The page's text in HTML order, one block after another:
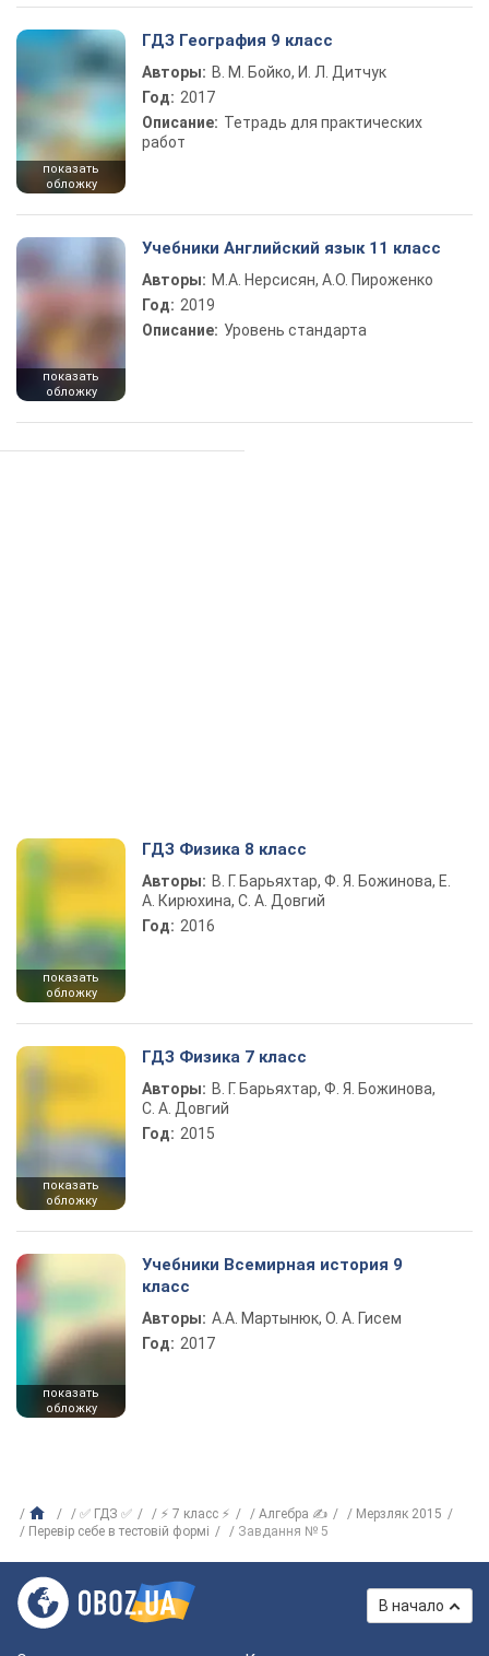
показать
обложку
ГДЗ География 9 класс
Авторы: В. М. Бойко, И. Л. Дитчук
Год: 2017
Описание: Тетрадь для практических
работ
показать
обложку
Учебники Английский язык 11 класс
Авторы: М.А. Нерсисян, А.О. Пироженко
Год: 2019
Описание: Уровень стандарта
показать
обложку
ГДЗ Физика 8 класс
Авторы: В. Г. Барьяхтар, Ф. Я. Божинова, Е.
А. Кирюхина, С. А. Довгий
Год: 2016
показать
обложку
ГДЗ Физика 7 класс
Авторы: В. Г. Барьяхтар, Ф. Я. Божинова,
С. А. Довгий
Год: 2015
показать
обложку
Учебники Всемирная история 9
класс
Авторы: А.А. Мартынюк, О. А. Гисем
Год: 2017
✅ ГДЗ ✅ ⚡ 7 класс ⚡ Алгебра ✍
Мерзляк 2015
Перевір себе в тестовій формі
Завдання № 5
В начало